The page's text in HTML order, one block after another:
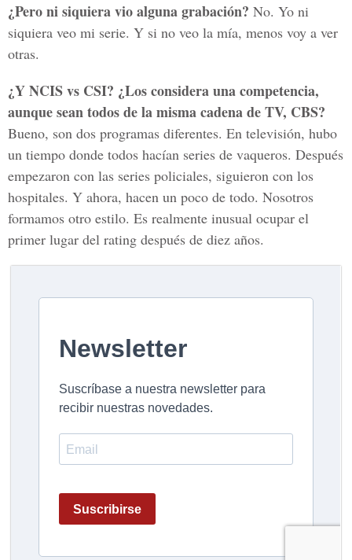
¿Pero ni siquiera vio alguna grabación? No. Yo ni
siquiera veo mi serie. Y si no veo la mía, menos voy a ver
otras.
¿Y NCIS vs CSI? ¿Los considera una competencia,
aunque sean todos de la misma cadena de TV, CBS?
Bueno, son dos programas diferentes. En televisión, hubo
un tiempo donde todos hacían series de vaqueros. Después
empezaron con las series policiales, siguieron con los
hospitales. Y ahora, hacen un poco de todo. Nosotros
formamos otro estilo. Es realmente inusual ocupar el
primer lugar del rating después de diez años.